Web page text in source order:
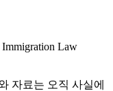
Law
자료는 오직 사실에